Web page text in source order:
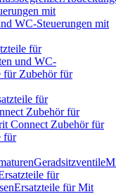
mit
WC-Steuerungen mit
für
und WC-
für Zubehör für
für
Zubehör für
Connect Zubehör für
für
Geradsitzventile
für
Ersatzteile für Mit